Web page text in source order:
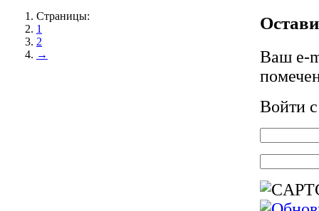
Страницы:
1
2
→
Ваш e-
Войти